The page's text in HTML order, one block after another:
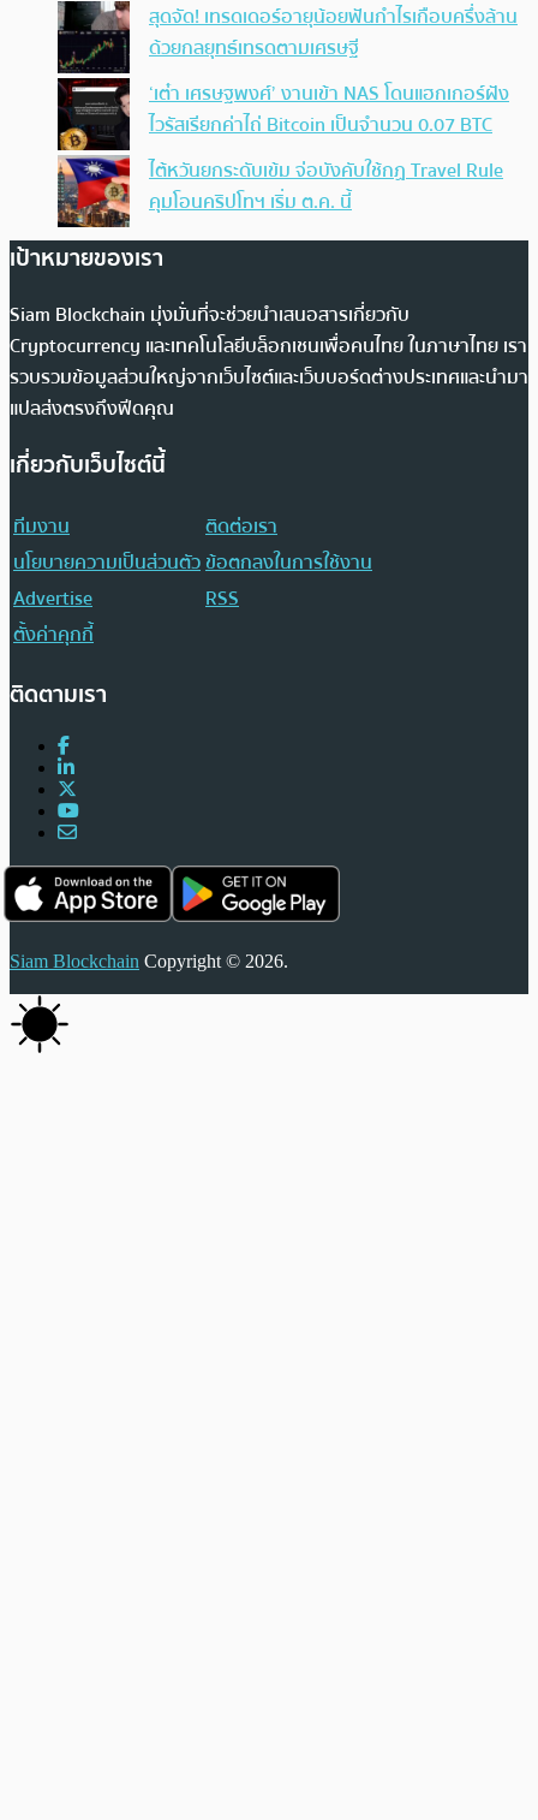
สุดจัด! เทรดเดอร์อายุน้อยฟันกำไรเกือบครึ่งล้าน
ด้วยกลยุทธ์เทรดตามเศรษฐี
‘เต๋า เศรษฐพงศ์’ งานเข้า NAS โดนแฮกเกอร์ฝัง
ไวรัสเรียกค่าไถ่ Bitcoin เป็นจำนวน 0.07 BTC
ไต้หวันยกระดับเข้ม จ่อบังคับใช้กฏ Travel Rule
คุมโอนคริปโทฯ เริ่ม ต.ค. นี้
เป้าหมายของเรา
Siam Blockchain มุ่งมั่นที่จะช่วยนำเสนอสารเกี่ยวกับ
Cryptocurrency และเทคโนโลยีบล็อกเชนเพื่อคนไทย ในภาษาไทย เรา
รวบรวมข้อมูลส่วนใหญ่จากเว็บไซต์และเว็บบอร์ดต่างประเทศและนำมา
แปลส่งตรงถึงฟีดคุณ
เกี่ยวกับเว็บไซต์นี้
ทีมงาน
ติดต่อเรา
นโยบายความเป็นส่วนตัวข้อตกลงในการใช้งาน
Advertise
RSS
ตั้งค่าคุกกี้
ติดตามเรา
Siam Blockchain Copyright © 2026.